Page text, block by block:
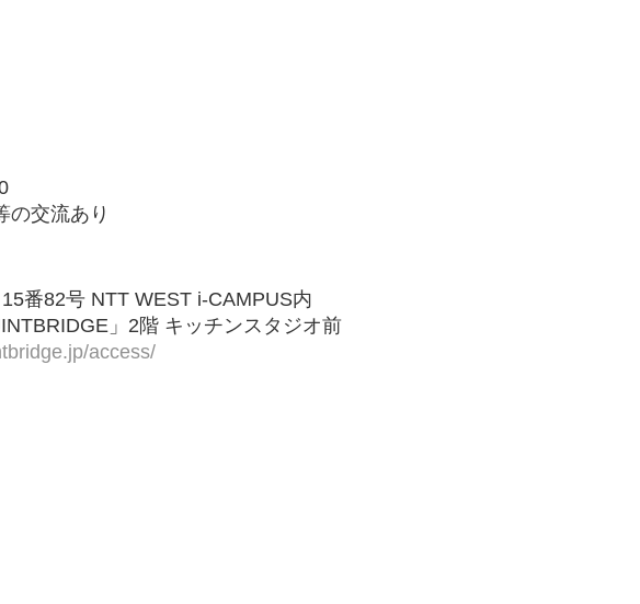
の交流あり
番82号 NTT WEST i-CAMPUS内
」2階 キッチンスタジオ前
access/